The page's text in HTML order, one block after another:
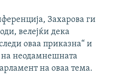
Захарова ги
велејќи дека
оваа приказна“ и
неодамнешната
на оваа тема.